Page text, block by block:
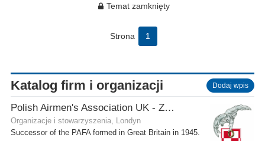
Temat zamknięty
Strona 1
Katalog firm i organizacji Dodaj wpis
Polish Airmen's Association UK - Związek Lotników Polskich WB
Organizacje i stowarzyszenia, Londyn
Successor of the PAFA formed in Great Britain in 1945.